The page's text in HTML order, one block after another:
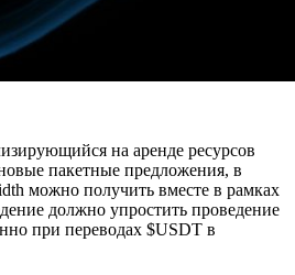
на аренде ресурсов
пакетные предложения, в
можно получить вместе в рамках
должно упростить проведение
при переводах $USDT в